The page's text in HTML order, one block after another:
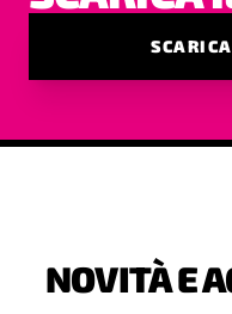
NOVITÀ E